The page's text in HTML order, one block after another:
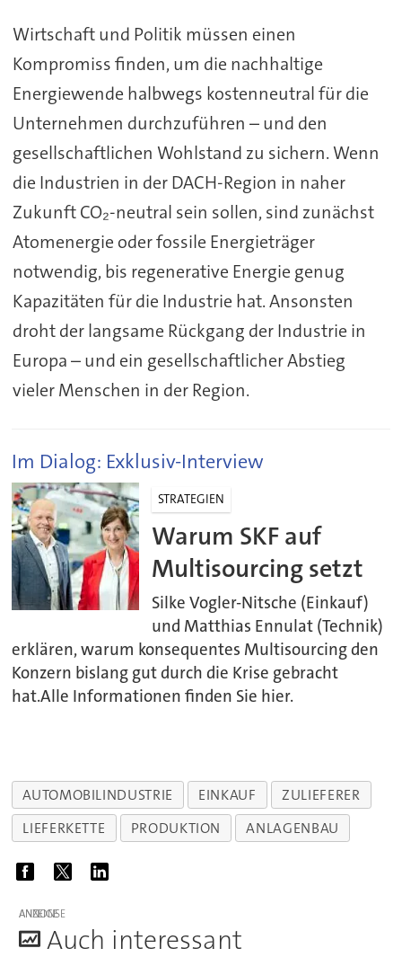
Wirtschaft und Politik müssen einen
Kompromiss finden, um die nachhaltige
Energiewende halbwegs kostenneutral für die
Unternehmen durchzuführen – und den
gesellschaftlichen Wohlstand zu sichern. Wenn
die Industrien in der DACH-Region in naher
Zukunft CO₂-neutral sein sollen, sind zunächst
Atomenergie oder fossile Energieträger
notwendig, bis regenerative Energie genug
Kapazitäten für die Industrie hat. Ansonsten
droht der langsame Rückgang der Industrie in
Europa – und ein gesellschaftlicher Abstieg
vieler Menschen in der Region.
Im Dialog: Exklusiv-Interview
STRATEGIEN
Warum SKF auf
Multisourcing setzt
Silke Vogler-Nitsche (Einkauf)
und Matthias Ennulat (Technik)
erklären, warum konsequentes Multisourcing den
Konzern bislang gut durch die Krise gebracht
hat.Alle Informationen finden Sie hier.
AUTOMOBILINDUSTRIE EINKAUF
ZULIEFERER
LIEFERKETTE
PRODUKTION ANLAGENBAU
ANZEIGE
Auch interessant